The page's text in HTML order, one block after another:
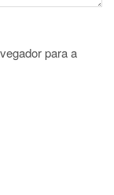
para a